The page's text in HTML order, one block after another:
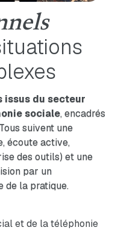
issus du secteur
sociale, encadrés
suivent une
écoute active,
des outils) et une
par un
de la pratique.
et de la téléphonie